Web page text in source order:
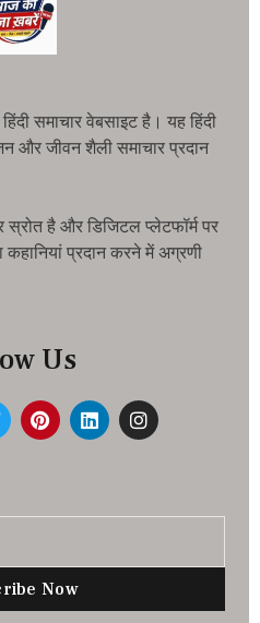
समाचार वेबसाइट है। यह हिंदी
और जीवन शैली समाचार प्रदान
स्रोत है और डिजिटल प्लेटफॉर्म पर
कहानियां प्रदान करने में अग्रणी
Us
Now